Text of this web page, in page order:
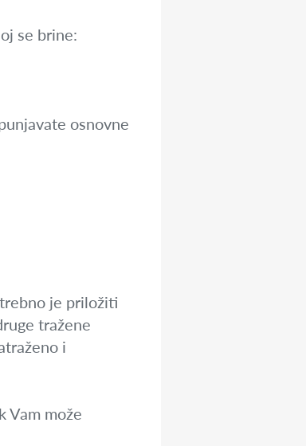
se brine:
osnovne
je priložiti
tražene
i
Vam može